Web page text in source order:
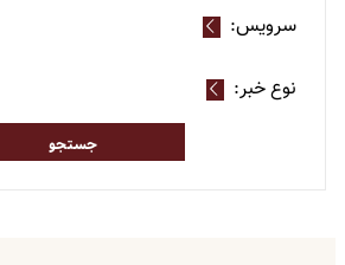
سرویس:
نوع خبر: